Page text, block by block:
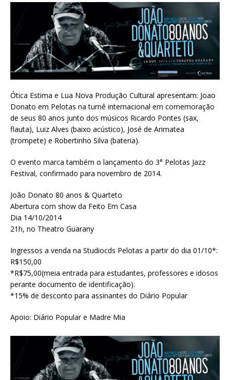
Ótica Estima e Lua Nova Produção Cultural apresentam: Joao
Donato em Pelotas na turnê internacional em comemoração
de seus 80 anos junto dos músicos Ricardo Pontes (sax,
flauta), Luiz Alves (baixo acústico), José de Arimatea
(trompete) e Robertinho Silva (bateria).
O evento marca também o lançamento do 3° Pelotas Jazz
Festival, confirmado para novembro de 2014.
João Donato 80 anos & Quarteto
Abertura com show da Feito Em Casa
Dia 14/10/2014
21h, no Theatro Guarany
Ingressos a venda na Studiocds Pelotas a partir do dia 01/10*:
R$150,00
*R$75,00(meia entrada para estudantes, professores e idosos
perante documento de identificação).
*15% de desconto para assinantes do Diário Popular
Apoio: Diário Popular e Madre Mia